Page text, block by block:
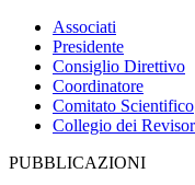
Associati
Presidente
Consiglio Direttivo
Coordinatore
Comitato Scientifico
Collegio dei
PUBBLICAZIONI